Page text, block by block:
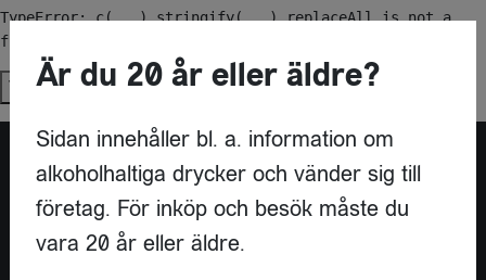
TypeError: c(...).stringify(...).replaceAll is not a
function
Try again
Är du leverantör?
Är du 20 år eller äldre?
Sidan innehåller bl. a. information om
alkoholhaltiga drycker och vänder sig till
företag. För inköp och besök måste du
vara 20 år eller äldre.